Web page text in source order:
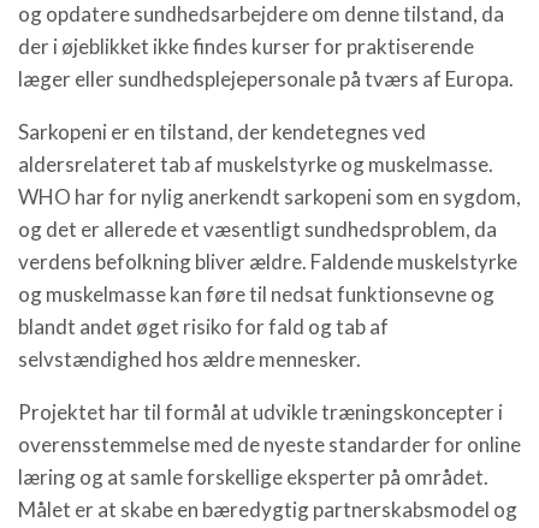
og opdatere sundhedsarbejdere om denne tilstand, da
der i øjeblikket ikke findes kurser for praktiserende
læger eller sundhedsplejepersonale på tværs af Europa.
Sarkopeni er en tilstand, der kendetegnes ved
aldersrelateret tab af muskelstyrke og muskelmasse.
WHO har for nylig anerkendt sarkopeni som en sygdom,
og det er allerede et væsentligt sundhedsproblem, da
verdens befolkning bliver ældre. Faldende muskelstyrke
og muskelmasse kan føre til nedsat funktionsevne og
blandt andet øget risiko for fald og tab af
selvstændighed hos ældre mennesker.
Projektet har til formål at udvikle træningskoncepter i
overensstemmelse med de nyeste standarder for online
læring og at samle forskellige eksperter på området.
Målet er at skabe en bæredygtig partnerskabsmodel og